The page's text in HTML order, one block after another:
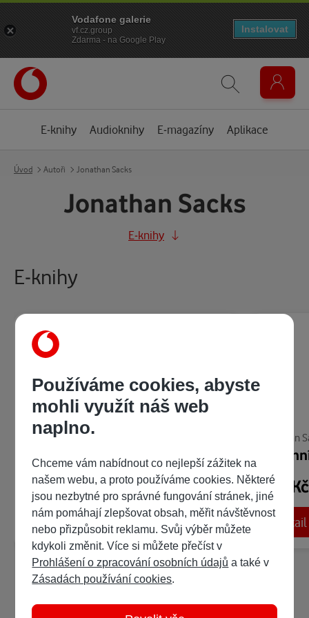
E-knihy Audioknihy E-magazíny Aplikace
Úvod Autoři Jonathan Sacks
Jonathan Sacks
E-knihy
E-knihy
Jonathan Sacks
Týdenní čtení z Tóry: Kniha Numeri
249 Kč/ 399 bodů
Detail
Jonathan
179
Detail
Používáme cookies, abyste
mohli využít náš web
naplno.
Chceme vám nabídnout co nejlepší zážitek na
našem webu, a proto používáme cookies. Některé
jsou nezbytné pro správné fungování stránek, jiné
nám pomáhají zlepšovat obsah, měřit návštěvnost
nebo přizpůsobit reklamu. Svůj výběr můžete
kdykoli změnit. Více si můžete přečíst v
Prohlášení o zpracování osobních údajů a také v
Zásadách používání cookies.
Vodafone galerie
vf.cz.group
Zdarma - na Google Play
Instalovat